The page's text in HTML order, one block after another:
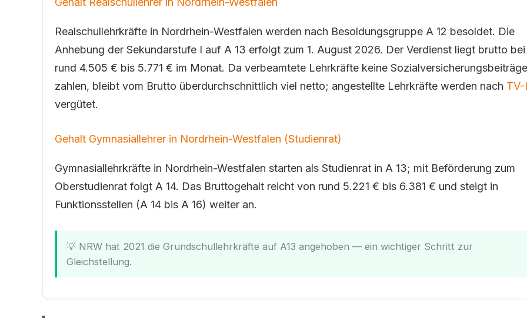
Realschullehrkräfte in Nordrhein-Westfalen werden nach Besoldungsgruppe A 12 besoldet. Die
Anhebung der Sekundarstufe I auf A 13 erfolgt zum 1. August 2026. Der Verdienst liegt brutto bei
rund 4.505 € bis 5.771 € im Monat. Da verbeamtete Lehrkräfte keine Sozialversicherungsbeiträge
zahlen, bleibt vom Brutto überdurchschnittlich viel netto; angestellte Lehrkräfte werden nach TV-
vergütet.
Gehalt Gymnasiallehrer in Nordrhein-Westfalen (Studienrat)
Gymnasiallehrkräfte in Nordrhein-Westfalen starten als Studienrat in A 13; mit Beförderung zum
Oberstudienrat folgt A 14. Das Bruttogehalt reicht von rund 5.221 € bis 6.381 € und steigt in
Funktionsstellen (A 14 bis A 16) weiter an.
💡 NRW hat 2021 die Grundschullehrkräfte auf A13 angehoben — ein wichtiger Schritt zur
Gleichstellung.